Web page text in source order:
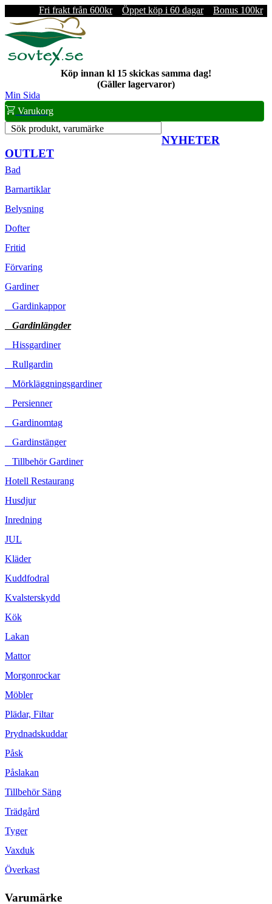
Fri frakt från 600kr Öppet köp i 60 dagar Bonus 100kr
Köp innan kl 15 skickas samma dag!
(Gäller lagervaror)
Min Sida
Varukorg
Sök produkt, varumärke
NYHETER
OUTLET
Bad
Barnartiklar
Belysning
Dofter
Fritid
Förvaring
Gardiner
Gardinkappor
Gardinlängder
Hissgardiner
Rullgardin
Mörkläggningsgardiner
Persienner
Gardinomtag
Gardinstänger
Tillbehör Gardiner
Hotell Restaurang
Husdjur
Inredning
JUL
Kläder
Kuddfodral
Kvalsterskydd
Kök
Lakan
Mattor
Morgonrockar
Möbler
Plädar, Filtar
Prydnadskuddar
Påsk
Påslakan
Tillbehör Säng
Trädgård
Tyger
Vaxduk
Överkast
Varumärke